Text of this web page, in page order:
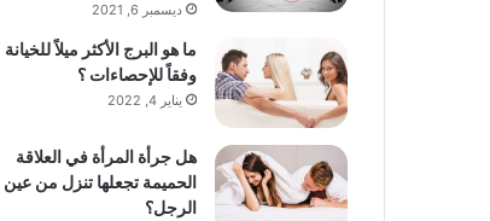
ديسمبر 6, 2021
ما هو البرج الأكثر ميلاً للخيانة
وفقاً للإحصاءات ؟
يناير 4, 2022
هل جرأة المرأة في العلاقة
الحميمة تجعلها تنزل من عين
الرجل؟